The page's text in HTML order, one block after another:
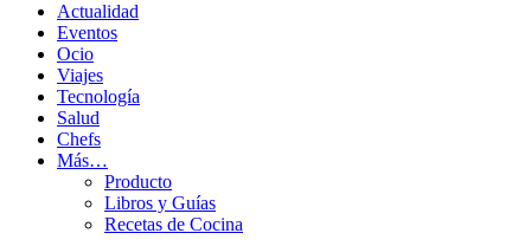
Actualidad
Eventos
Ocio
Viajes
Tecnología
Salud
Chefs
Más…
Producto
Libros y Guías
Recetas de Cocina